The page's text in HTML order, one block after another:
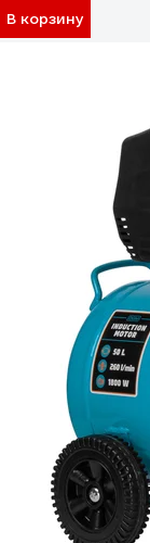
В корзину